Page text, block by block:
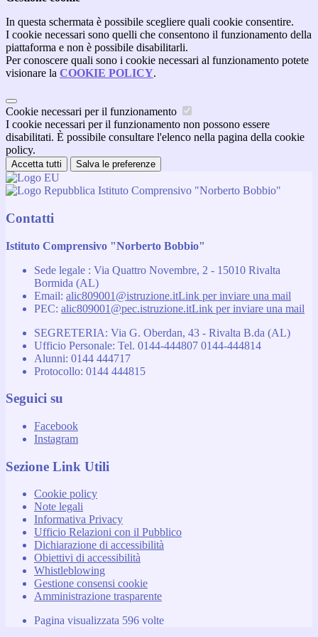
In questa schermata è possibile scegliere quali cookie consentire.
I cookie necessari sono quelli che consentono il funzionamento della
piattaforma e non è possibile disabilitarli.
Per conoscere quali sono i cookie necessari al funzionamento potete
visionare la COOKIE POLICY.
Cookie necessari per il funzionamento
I cookie necessari per il funzionamento non possono essere
disabilitati. È possibile consultare l'elenco nella pagina della cookie
policy.
Accetta tutti Salva le preferenze
Istituto Comprensivo "Norberto Bobbio"
Contatti
Istituto Comprensivo "Norberto Bobbio"
Sede legale : Via Quattro Novembre, 2 - 15010 Rivalta
Bormida (AL)
Email: alic809001@istruzione.itLink per inviare una mail
PEC: alic809001@pec.istruzione.itLink per inviare una mail
SEGRETERIA: Via G. Oberdan, 43 - Rivalta B.da (AL)
Ufficio Personale: Tel. 0144-444807 0144-444814
Alunni: 0144 444717
Protocollo: 0144 444815
Seguici su
Facebook
Instagram
Sezione Link Utili
Cookie policy
Note legali
Informativa Privacy
Ufficio Relazioni con il Pubblico
Dichiarazione di accessibilità
Obiettivi di accessibilità
Whistleblowing
Gestione consensi cookie
Amministrazione trasparente
Pagina visualizzata 596 volte